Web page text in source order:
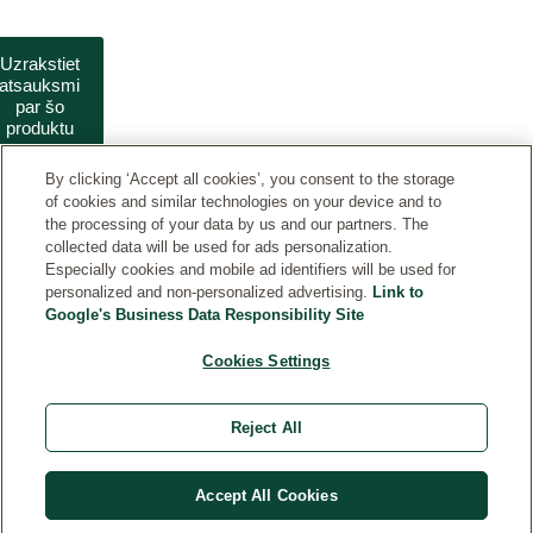
Uzrakstiet
atsauksmi
par šo
produktu
KLIENTU INFORMĀCIJAI
By clicking ‘Accept all cookies’, you consent to the storage
of cookies and similar technologies on your device and to
the processing of your data by us and our partners. The
collected data will be used for ads personalization.
Especially cookies and mobile ad identifiers will be used for
personalized and non-personalized advertising. Link to
Google's Business Data Responsibility Site
Cookies Settings
Reject All
Accept All Cookies